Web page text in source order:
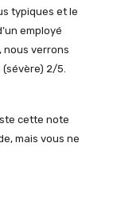
typiques et le
employé
nous verrons
(sévère) 2/5.
cette note
mais vous ne